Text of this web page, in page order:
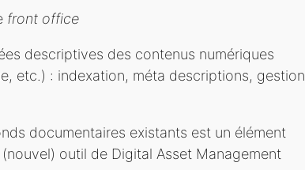
front office
descriptives des contenus numériques
etc.) : indexation, méta descriptions, gestion
documentaires existants est un élément
outil de Digital Asset Management